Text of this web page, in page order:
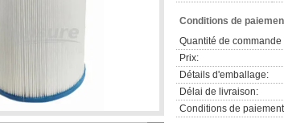
Conditions de
Quantité de commande
Prix:
Détails d'emballage:
Délai de livraison:
Conditions de